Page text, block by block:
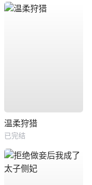
温柔狩猎
已完结